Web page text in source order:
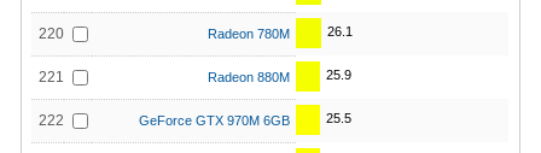
220 Radeon 780M 26.1
221 Radeon 880M 25.9
222 GeForce GTX 970M 6GB 25.5